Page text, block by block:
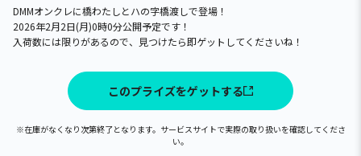
DMMオンクレに橋わたしとハの字橋渡しで登場！
2026年2月2日(月)0時0分公開予定です！
入荷数には限りがあるので、見つけたら即ゲットしてくださいね！
このプライズをゲットする
※在庫がなくなり次第終了となります。サービスサイトで実際の取り扱いを確認してくださ
い。